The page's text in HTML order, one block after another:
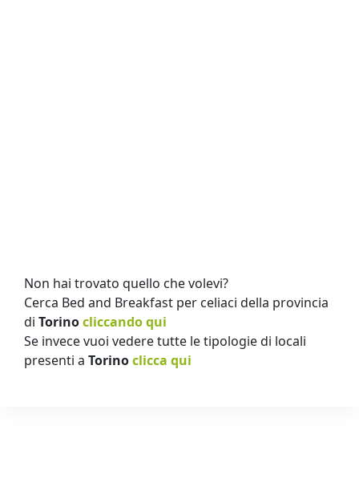
Non hai trovato quello che volevi?
Cerca Bed and Breakfast per celiaci della provincia
di Torinocliccando qui
Se invece vuoi vedere tutte le tipologie di locali
presenti a Torinoclicca qui